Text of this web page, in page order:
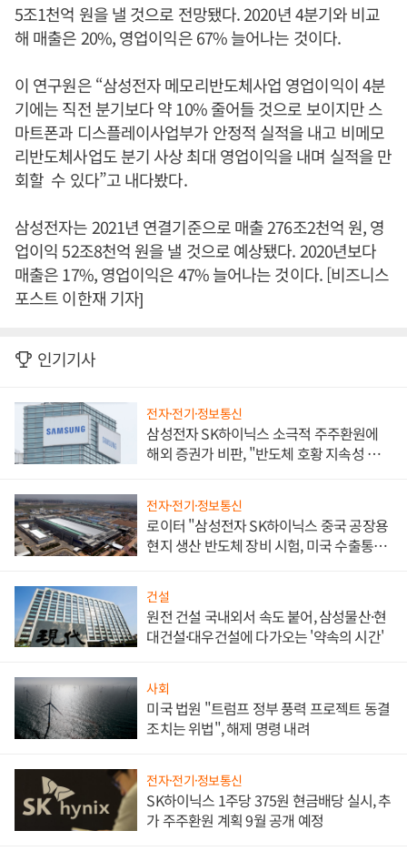
5조1천억 원을 낼 것으로 전망됐다. 2020년 4분기와 비교
해 매출은 20%, 영업이익은 67% 늘어나는 것이다.
이 연구원은 “삼성전자 메모리반도체사업 영업이익이 4분
기에는 직전 분기보다 약 10% 줄어들 것으로 보이지만 스
마트폰과 디스플레이사업부가 안정적 실적을 내고 비메모
리반도체사업도 분기 사상 최대 영업이익을 내며 실적을 만
회할 수 있다”고 내다봤다.
삼성전자는 2021년 연결기준으로 매출 276조2천억 원, 영
업이익 52조8천억 원을 낼 것으로 예상됐다. 2020년보다
매출은 17%, 영업이익은 47% 늘어나는 것이다. [비즈니스
포스트 이한재 기자]
인기기사
전자·전기·정보통신
삼성전자 SK하이닉스 소극적 주주환원에
해외 증권가 비판, "반도체 호황 지속성 의
전자·전기·정보통신
로이터 "삼성전자 SK하이닉스 중국 공장용
현지 생산 반도체 장비 시험, 미국 수출통제
건설
원전 건설 국내외서 속도 붙어, 삼성물산·현
대건설·대우건설에 다가오는 '약속의 시간'
사회
미국 법원 "트럼프 정부 풍력 프로젝트 동결
조치는 위법", 해제 명령 내려
전자·전기·정보통신
SK하이닉스 1주당 375원 현금배당 실시, 추
가 주주환원 계획 9월 공개 예정